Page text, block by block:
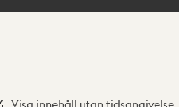
Visa innehåll utan tidsangivelse